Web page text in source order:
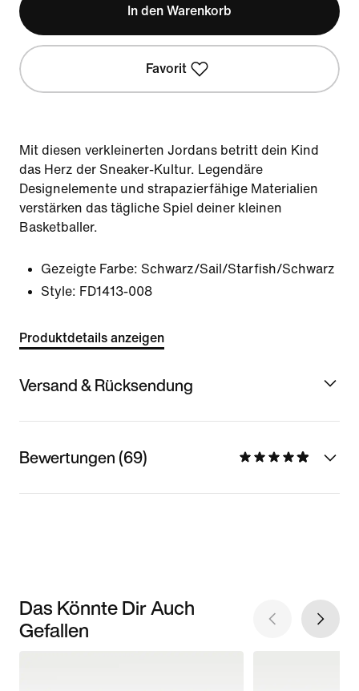
In den Warenkorb
Favorit
Mit diesen verkleinerten Jordans betritt dein Kind
das Herz der Sneaker-Kultur. Legendäre
Designelemente und strapazierfähige Materialien
verstärken das tägliche Spiel deiner kleinen
Basketballer.
Gezeigte Farbe: Schwarz/Sail/Starfish/Schwarz
Style: FD1413-008
Produktdetails anzeigen
Versand & Rücksendung
Bewertungen (69)
Das Könnte Dir Auch
Gefallen